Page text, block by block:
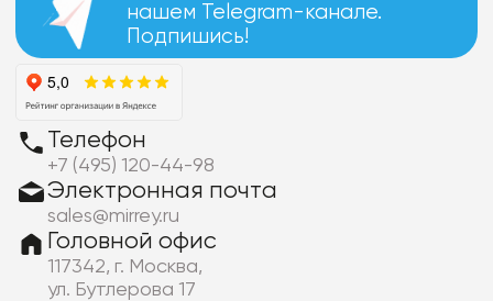
нашем Telegram-канале.
Подпишись!
Телефон
+7 (495) 120-44-98
Электронная почта
sales@mirrey.ru
Головной офис
117342, г. Москва,
ул. Бутлерова 17